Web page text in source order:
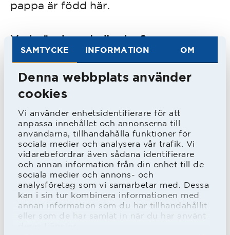
SAMTYCKE INFORMATION OM
Denna webbplats använder
cookies
Vi använder enhetsidentifierare för att
anpassa innehållet och annonserna till
användarna, tillhandahålla funktioner för
sociala medier och analysera vår trafik. Vi
vidarebefordrar även sådana identifierare
och annan information från din enhet till de
sociala medier och annons- och
analysföretag som vi samarbetar med. Dessa
kan i sin tur kombinera informationen med
annan information som du har tillhandahållit
eller som de har samlat in när du har använt
pappa är född här.
Vad gör du en ledig dag?
- Hemma med familjen, spelar tv-spel
med grabbarna och bara tar det lugnt.
- Ja, det hade väl inte varit fel. Det
finns ju matcher som avgörs på VAR, vi
hade kanske behövt det någon gång
där vi kanske skulle haft straff.
Vad har du för personlig målsättning i